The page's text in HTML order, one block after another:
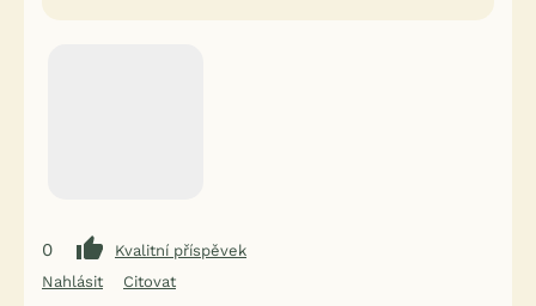
0
Kvalitní příspěvek
Nahlásit
Citovat